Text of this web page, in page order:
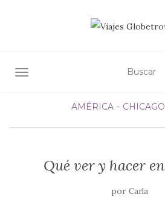
ALTERNAR NAVEGACIÓN
AMÉRICA CHICAGO
Qué ver y hacer
por Carla